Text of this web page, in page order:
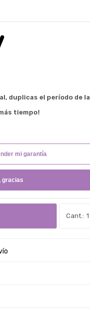
duplicas el período de la
tiempo!
mi garantía
gracias
1